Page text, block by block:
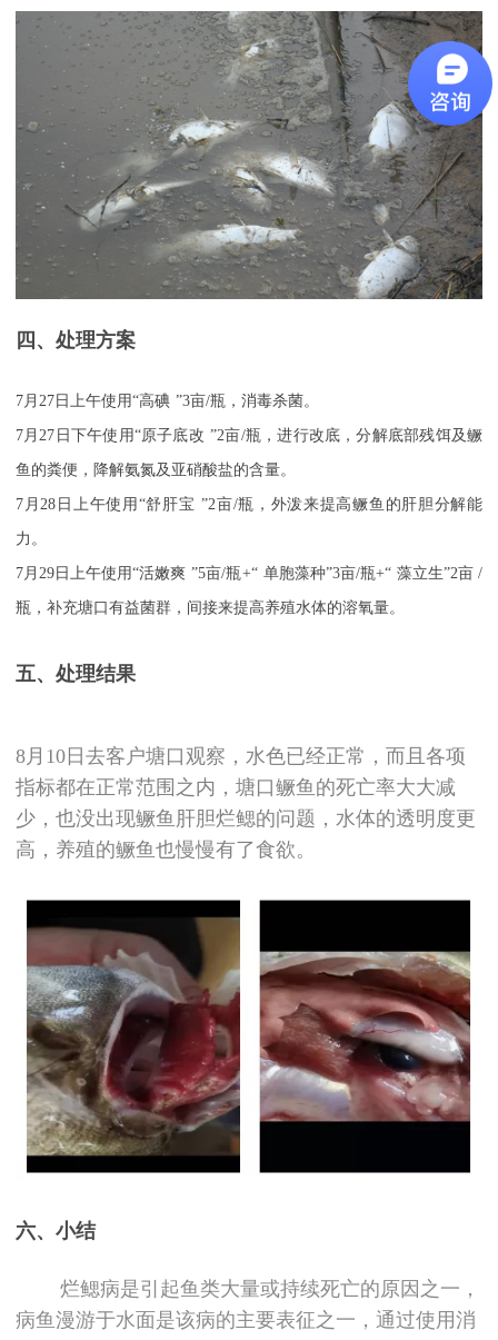
四、 处理方案
7月27日上午使用“高碘 ”3亩/瓶，消毒杀菌。
7月27日下午使用“原子底改 ”2亩/瓶，进行改底，分解底部残饵及鳜
鱼的粪便，降解氨氮及亚硝酸盐的含量。
7月28日上午使用“舒肝宝 ”2亩/瓶，外泼来提高鳜鱼的肝胆分解能
力。
7月29日上午使用“活嫩爽 ”5亩/瓶+“ 单胞藻种”3亩/瓶+“ 藻立生”2亩 /
瓶，补充塘口有益菌群，间接来提高养殖水体的溶氧量。
五、处理结果
8月10日去客户塘口观察，水色已经正常，而且各项
指标都在正常范围之内，塘口鳜鱼的死亡率大大减
少，也没出现鳜鱼肝胆烂鳃的问题，水体的透明度更
高，养殖的鳜鱼也慢慢有了食欲。
六、小结
烂鳃病是引起鱼类大量或持续死亡的原因之一，
病鱼漫游于水面是该病的主要表征之一，通过使用消